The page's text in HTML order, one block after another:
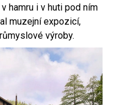
hamru i v huti pod ním
muzejní expozicí,
výroby.